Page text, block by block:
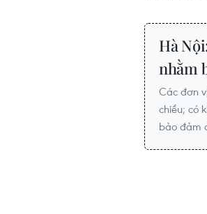
Hà
nhằm
Các đơn
chiều; có
bảo đảm